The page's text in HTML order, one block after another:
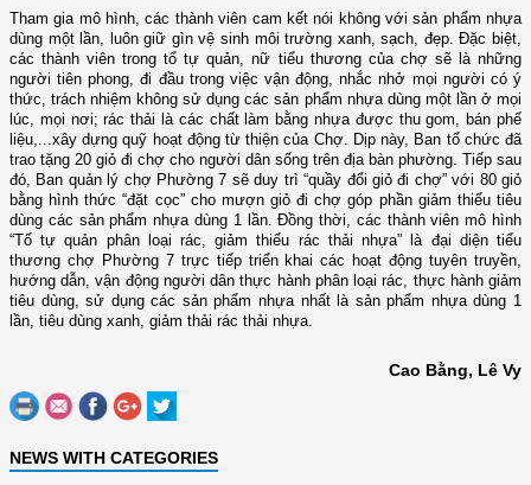
Tham gia mô hình, các thành viên cam kết nói không với sản phẩm nhựa
dùng một lần, luôn giữ gìn vệ sinh môi trường xanh, sạch, đẹp. Đặc biệt,
các thành viên trong tổ tự quản, nữ tiểu thương của chợ sẽ là những
người tiên phong, đi đầu trong việc vận động, nhắc nhở mọi người có ý
thức, trách nhiệm không sử dụng các sản phẩm nhựa dùng một lần ở mọi
lúc, mọi nơi; rác thải là các chất làm bằng nhựa được thu gom, bán phế
liệu,...xây dựng quỹ hoạt động từ thiện của Chợ. Dịp này, Ban tổ chức đã
trao tặng 20 giỏ đi chợ cho người dân sống trên địa bàn phường. Tiếp sau
đó, Ban quản lý chợ Phường 7 sẽ duy trì “quầy đổi giỏ đi chợ” với 80 giỏ
bằng hình thức “đặt cọc” cho mượn giỏ đi chợ góp phần giảm thiểu tiêu
dùng các sản phẩm nhựa dùng 1 lần. Đồng thời, các thành viên mô hình
“Tổ tự quản phân loại rác, giảm thiểu rác thải nhựa” là đại diện tiểu
thương chợ Phường 7 trực tiếp triển khai các hoạt động tuyên truyền,
hướng dẫn, vận động người dân thực hành phân loại rác, thực hành giảm
tiêu dùng, sử dụng các sản phẩm nhựa nhất là sản phẩm nhựa dùng 1
lần, tiêu dùng xanh, giảm thải rác thải nhựa.
Cao Bằng, Lê Vy
NEWS WITH CATEGORIES